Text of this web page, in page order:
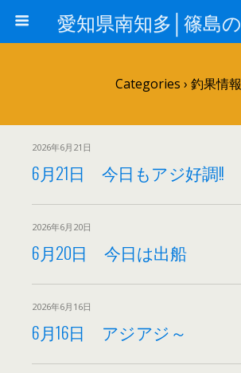
Categories › 釣果情報
2026年6月21日
6月21日 今日もアジ好調!!
2026年6月20日
6月20日 今日は出船
2026年6月16日
6月16日 アジアジ～